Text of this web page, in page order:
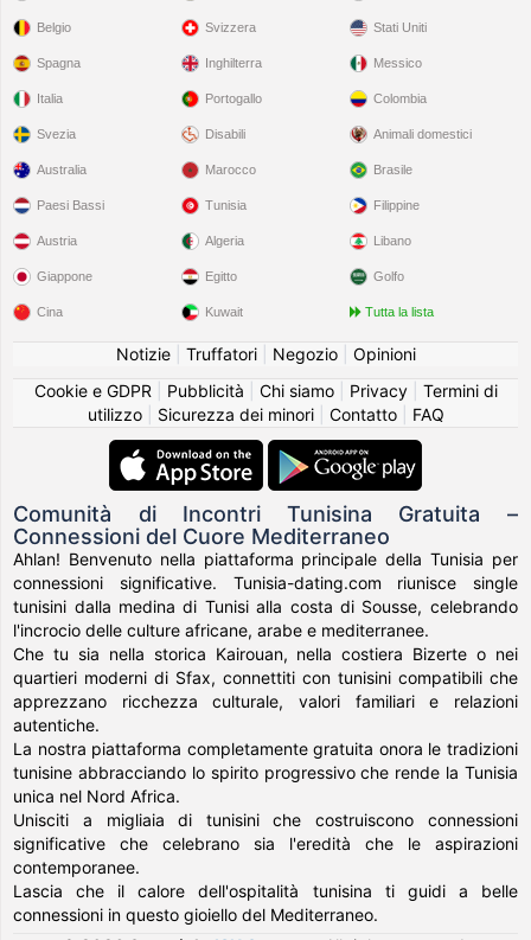
Belgio
Spagna
Italia
Svezia
Svizzera
Inghilterra
Portogallo
Disabili
Stati Uniti
Messico
Colombia
Animali domestici
Australia
Paesi Bassi
Austria
Giappone
Cina
Marocco
Tunisia
Algeria
Egitto
Kuwait
Brasile
Filippine
Libano
Golfo
Tutta la lista
Notizie| Truffatori| Negozio| Opinioni
Cookie e GDPR
Pubblicità Chi siamo| Privacy| Termini di
utilizzo| Sicurezza dei minori| Contatto| FAQ
Comunità di Incontri Tunisina Gratuita –
Connessioni del Cuore Mediterraneo
Ahlan! Benvenuto nella piattaforma principale della Tunisia per
connessioni significative. Tunisia-dating.com riunisce single
tunisini dalla medina di Tunisi alla costa di Sousse, celebrando
l'incrocio delle culture africane, arabe e mediterranee.
Che tu sia nella storica Kairouan, nella costiera Bizerte o nei
quartieri moderni di Sfax, connettiti con tunisini compatibili che
apprezzano ricchezza culturale, valori familiari e relazioni
autentiche.
La nostra piattaforma completamente gratuita onora le tradizioni
tunisine abbracciando lo spirito progressivo che rende la Tunisia
unica nel Nord Africa.
Unisciti a migliaia di tunisini che costruiscono connessioni
significative che celebrano sia l'eredità che le aspirazioni
contemporanee.
Lascia che il calore dell'ospitalità tunisina ti guidi a belle
connessioni in questo gioiello del Mediterraneo.